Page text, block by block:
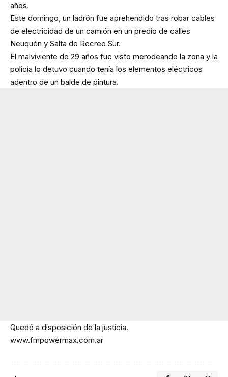
años.
Este domingo, un ladrón fue aprehendido tras robar cables
de electricidad de un camión en un predio de calles
Neuquén y Salta de Recreo Sur.
El malviviente de 29 años fue visto merodeando la zona y la
policía lo detuvo cuando tenía los elementos eléctricos
adentro de un balde de pintura.
Quedó a disposición de la justicia.
www.fmpowermax.com.ar